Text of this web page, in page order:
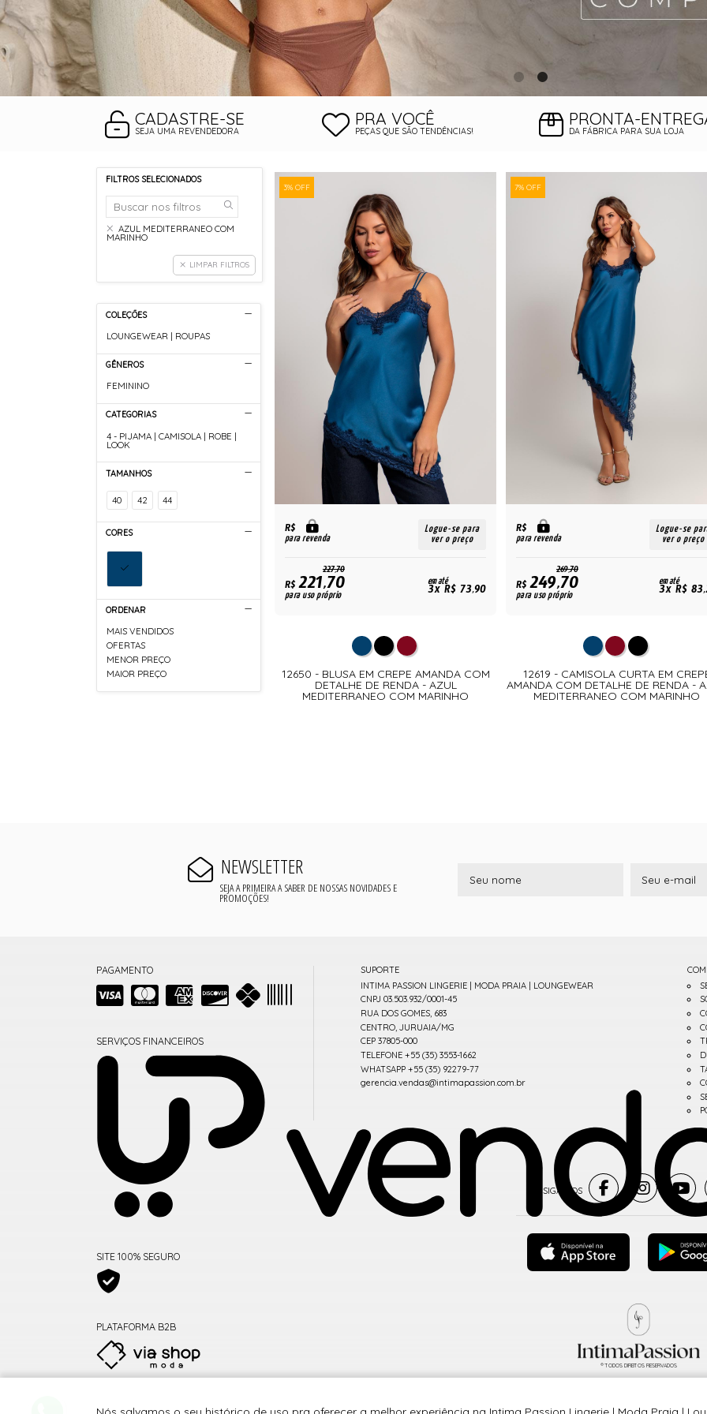
CADASTRE-SE
SEJA UMA REVENDEDORA
PRA VOCÊ
PEÇAS QUE SÃO TENDÊNCIAS!
PRONTA-
DA FÁBRICA PARA SUA LOJA
FILTROS SELECIONADOS
AZUL MEDITERRANEO COM
MARINHO
LIMPAR FILTROS
COLEÇÕES
LOUNGEWEAR | ROUPAS
GÊNEROS
FEMININO
CATEGORIAS
4 - PIJAMA | CAMISOLA | ROBE |
LOOK
TAMANHOS
40 42 44
CORES
ORDENAR
MAIS VENDIDOS
OFERTAS
MENOR PREÇO
MAIOR PREÇO
3% OFF
R$
para revenda
Logue-se para
ver o preço
227,70
R$221,70
para uso próprio
em até
3x R$ 73,90
12650 - BLUSA EM CREPE AMANDA COM
DETALHE DE RENDA - AZUL
MEDITERRANEO COM MARINHO
7% OFF
R$
para revenda
Logue-se
ver o preço
269,70
R$249,70
para uso próprio
em até
3x R$
12619 - CAMISOLA CURTA EM
AMANDA COM DETALHE DE RENDA -
MEDITERRANEO COM MARINHO
NEWSLETTER
SEJA A PRIMEIRA A SABER DE NOSSAS NOVIDADES E
PROMOÇÕES!
PAGAMENTO
SERVIÇOS FINANCEIROS
SITE 100% SEGURO
PLATAFORMA B2B
SUPORTE
INTIMA PASSION LINGERIE | MODA PRAIA | LOUNGEWEAR
CNPJ 03.503.932/0001-45
RUA DOS GOMES, 683
CENTRO, JURUAIA/MG
CEP 37805-000
TELEFONE +55 (35) 3553-1662
WHATSAPP +55 (35) 92279-77
gerencia.vendas@intimapassion.com.br
® TODOS DIREITOS RESERVADOS